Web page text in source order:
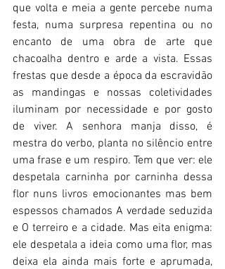
que volta e meia a gente percebe numa
festa, numa surpresa repentina ou no
encanto de uma obra de arte que
chacoalha dentro e arde a vista. Essas
frestas que desde a época da escravidão
as mandingas e nossas coletividades
iluminam por necessidade e por gosto
de viver. A senhora manja disso, é
mestra do verbo, planta no silêncio entre
uma frase e um respiro. Tem que ver: ele
despetala carninha por carninha dessa
flor nuns livros emocionantes mas bem
espessos chamados A verdade seduzida
e O terreiro e a cidade. Mas eita enigma:
ele despetala a ideia como uma flor, mas
deixa ela ainda mais forte e aprumada,